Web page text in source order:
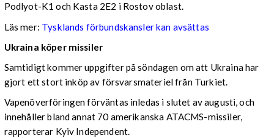
Podlyot-K1 och Kasta 2E2 i Rostov oblast.
Läs mer: Tysklands förbundskansler kan avsättas
Ukraina köper missiler
Samtidigt kommer uppgifter på söndagen om att Ukraina har
gjort ett stort inköp av försvarsmateriel från Turkiet.
Vapenöverföringen förväntas inledas i slutet av augusti, och
innehåller bland annat 70 amerikanska ATACMS-missiler,
rapporterar Kyiv Independent.